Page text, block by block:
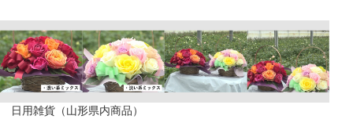
日用雑貨（山形県内商品）